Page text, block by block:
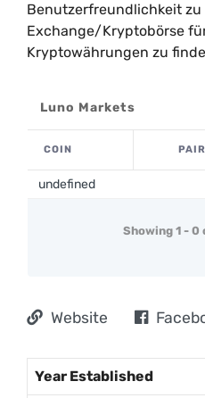
Benutzerfreundlichkeit zu
Exchange/Kryptobörse
Kryptowährungen zu
Luno Markets
COIN PAIR
undefined
Showing 1 -
Website
Year Established